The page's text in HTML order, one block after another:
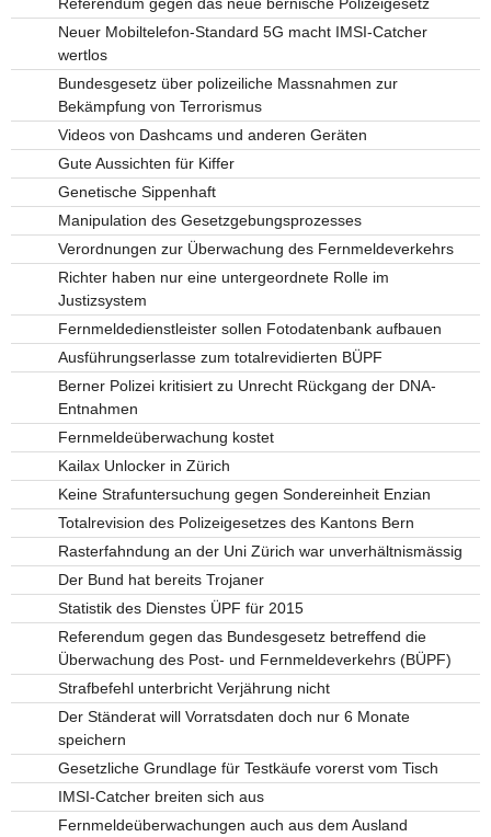
Referendum gegen das neue bernische Polizeigesetz
Neuer Mobiltelefon-Standard 5G macht IMSI-Catcher
wertlos
Bundesgesetz über polizeiliche Massnahmen zur
Bekämpfung von Terrorismus
Videos von Dashcams und anderen Geräten
Gute Aussichten für Kiffer
Genetische Sippenhaft
Manipulation des Gesetzgebungsprozesses
Verordnungen zur Überwachung des Fernmeldeverkehrs
Richter haben nur eine untergeordnete Rolle im
Justizsystem
Fernmeldedienstleister sollen Fotodatenbank aufbauen
Ausführungserlasse zum totalrevidierten BÜPF
Berner Polizei kritisiert zu Unrecht Rückgang der DNA-
Entnahmen
Fernmeldeüberwachung kostet
Kailax Unlocker in Zürich
Keine Strafuntersuchung gegen Sondereinheit Enzian
Totalrevision des Polizeigesetzes des Kantons Bern
Rasterfahndung an der Uni Zürich war unverhältnismässig
Der Bund hat bereits Trojaner
Statistik des Dienstes ÜPF für 2015
Referendum gegen das Bundesgesetz betreffend die
Überwachung des Post- und Fernmeldeverkehrs (BÜPF)
Strafbefehl unterbricht Verjährung nicht
Der Ständerat will Vorratsdaten doch nur 6 Monate
speichern
Gesetzliche Grundlage für Testkäufe vorerst vom Tisch
IMSI-Catcher breiten sich aus
Fernmeldeüberwachungen auch aus dem Ausland